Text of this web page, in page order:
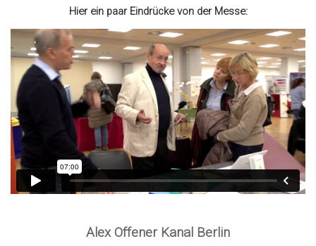
Hier ein paar Eindrücke von der Messe:
Alex Offener Kanal Berlin